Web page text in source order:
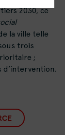
2030, ce
la ville telle
trois
;
d’intervention.